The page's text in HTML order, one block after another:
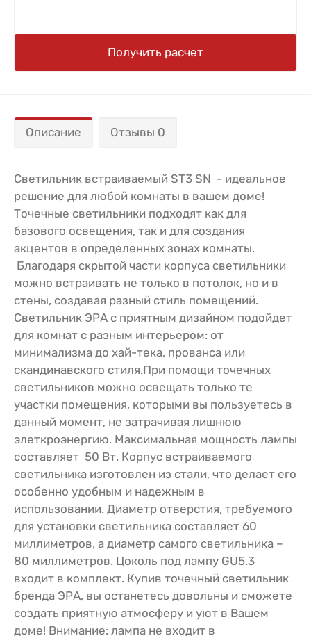
Получить расчет
Описание Отзывы 0
Светильник встраиваемый ST3 SN - идеальное
решение для любой комнаты в вашем доме!
Точечные светильники подходят как для
базового освещения, так и для создания
акцентов в определенных зонах комнаты.
Благодаря скрытой части корпуса светильники
можно встраивать не только в потолок, но и в
стены, создавая разный стиль помещений.
Светильник ЭРА с приятным дизайном подойдет
для комнат с разным интерьером: от
минимализма до хай-тека, прованса или
скандинавского стиля.При помощи точечных
светильников можно освещать только те
участки помещения, которыми вы пользуетесь в
данный момент, не затрачивая лишнюю
элеткроэнергию. Максимальная мощность лампы
составляет 50 Вт. Корпус встраиваемого
светильника изготовлен из стали, что делает его
особенно удобным и надежным в
использовании. Диаметр отверстия, требуемого
для установки светильника составляет 60
миллиметров, а диаметр самого светильника –
80 миллиметров. Цоколь под лампу GU5.3
входит в комплект. Купив точечный светильник
бренда ЭРА, вы останетесь довольны и сможете
создать приятную атмосферу и уют в Вашем
доме! Внимание: лампа не входит в